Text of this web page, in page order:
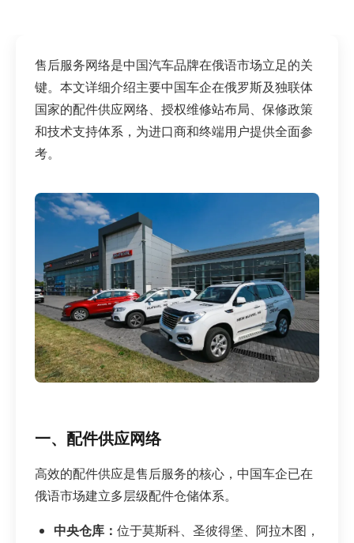
售后服务网络是中国汽车品牌在俄语市场立足的关
键。本文详细介绍主要中国车企在俄罗斯及独联体
国家的配件供应网络、授权维修站布局、保修政策
和技术支持体系，为进口商和终端用户提供全面参
考。
一、配件供应网络
高效的配件供应是售后服务的核心，中国车企已在
俄语市场建立多层级配件仓储体系。
中央仓库： 位于莫斯科、圣彼得堡、阿拉木图，